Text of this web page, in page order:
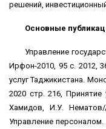
решений,
Основные
Управление
Ирфон-2010, 95 с. 2012,
услуг Таджикистана.
2020 стр. 216,
Хамидов, И.У.
Управление